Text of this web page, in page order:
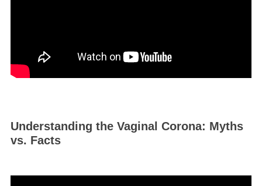
Understanding the Vaginal Corona: Myths
vs. Facts